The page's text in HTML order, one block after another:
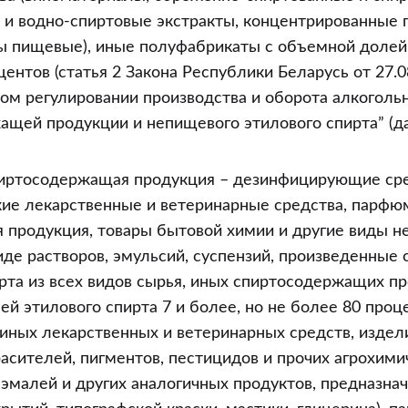
водно-спиртовые экстракты,
пищевые), иные полуфабрикаты с объемной долей
(статья 2 Закона Республики Беларусь от
регулировании производства и оборота
продукции и непищевого этилового спирта”
продукция – дезинфицирующие
лекарственные и ветеринарные средства,
продукция, товары бытовой химии и другие виды
растворов, эмульсий, суспензий, произведенные
из всех видов сырья, иных спиртосодержащих
этилового спирта 7 и более, но не более 80
лекарственных и ветеринарных средств,
пигментов, пестицидов и прочих
и других аналогичных продуктов,